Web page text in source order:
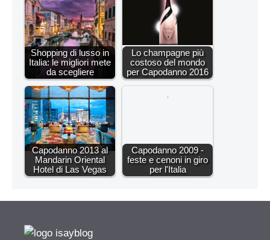
Shopping di lusso in
Italia: le migliori mete
da scegliere
Lo champagne più
costoso del mondo
per Capodanno 2016
Capodanno 2013 al
Mandarin Oriental
Hotel di Las Vegas
Capodanno 2009 -
feste e cenoni in giro
per l'Italia